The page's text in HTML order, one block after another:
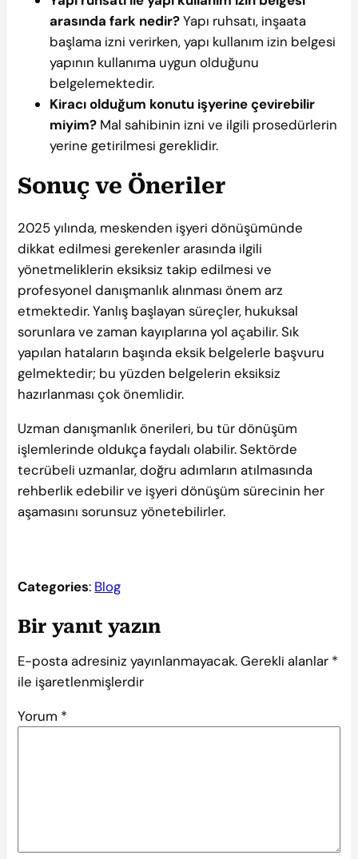
arasında fark nedir?Yapı ruhsatı, inşaata
başlama izni verirken, yapı kullanım izin belgesi
yapının kullanıma uygun olduğunu
belgelemektedir.
Kiracı olduğum konutu işyerine çevirebilir
miyim? Mal sahibinin izni ve ilgili prosedürlerin
yerine getirilmesi gereklidir.
Sonuç ve Öneriler
2025 yılında, meskenden işyeri dönüşümünde
dikkat edilmesi gerekenler arasında ilgili
yönetmeliklerin eksiksiz takip edilmesi ve
profesyonel danışmanlık alınması önem arz
etmektedir. Yanlış başlayan süreçler, hukuksal
sorunlara ve zaman kayıplarına yol açabilir. Sık
yapılan hataların başında eksik belgelerle başvuru
gelmektedir; bu yüzden belgelerin eksiksiz
hazırlanması çok önemlidir.
Uzman danışmanlık önerileri, bu tür dönüşüm
işlemlerinde oldukça faydalı olabilir. Sektörde
tecrübeli uzmanlar, doğru adımların atılmasında
rehberlik edebilir ve işyeri dönüşüm sürecinin her
aşamasını sorunsuz yönetebilirler.
Categories: Blog
Bir yanıt yazın
E-posta adresiniz yayınlanmayacak.Gerekli alanlar *
ile işaretlenmişlerdir
Yorum *